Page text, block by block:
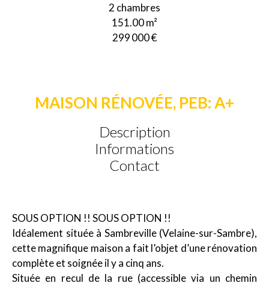
2 chambres
151.00m²
299 000 €
MAISON RÉNOVÉE, PEB: A+
Description
Informations
Contact
SOUS OPTION !! SOUS OPTION !!
Idéalement située à Sambreville (Velaine-sur-Sambre),
cette magnifique maison a fait l’objet d’une rénovation
complète et soignée il y a cinq ans.
Située en recul de la rue (accessible via un chemin